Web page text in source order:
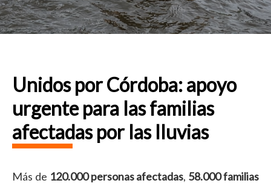
Unidos por Córdoba: apoyo
urgente para las familias
afectadas por las lluvias
Más de 120.000 personas afectadas, 58.000 familias